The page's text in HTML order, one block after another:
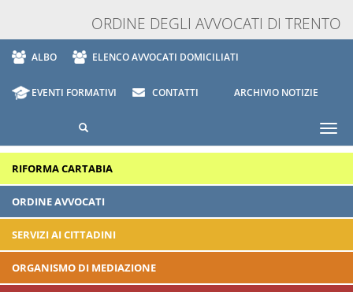
ORDINE DEGLI AVVOCATI DI TRENTO
ALBO ELENCO AVVOCATI DOMICILIATI
EVENTI FORMATIVI CONTATTI ARCHIVIO NOTIZIE
RIFORMA CARTABIA
ORDINE AVVOCATI
SERVIZI AI CITTADINI
ORGANISMO DI MEDIAZIONE